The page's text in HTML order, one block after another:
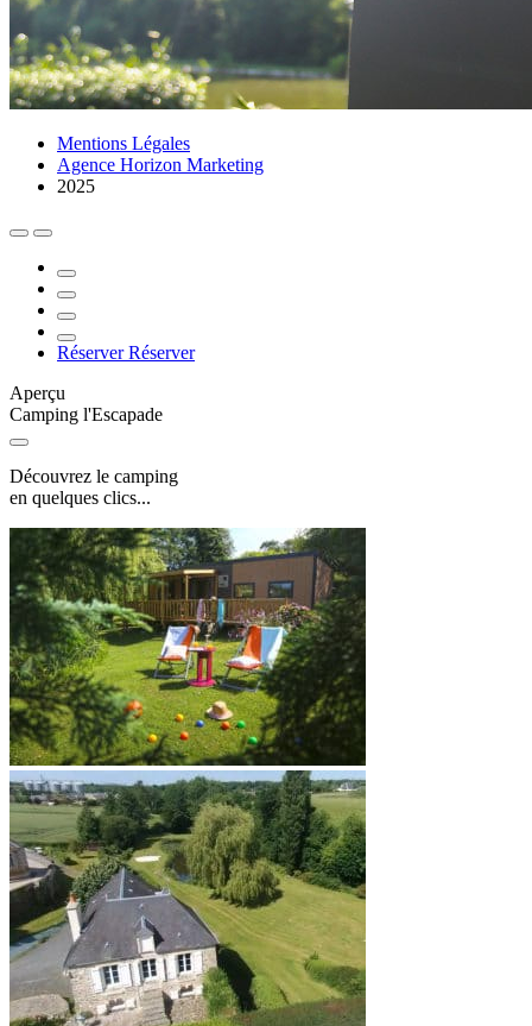
Mentions Légales
Agence Horizon Marketing
2025
Réserver Réserver
Aperçu
Camping l'Escapade
Découvrez le camping
en quelques clics...